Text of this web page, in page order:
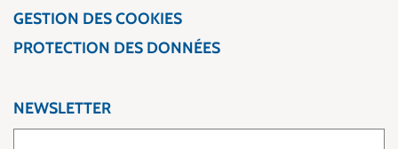
GESTION DES COOKIES
PROTECTION DES DONNÉES
NEWSLETTER